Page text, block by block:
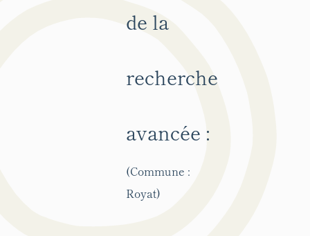
de la
recherche
avancée :
(Commune :
Royat)